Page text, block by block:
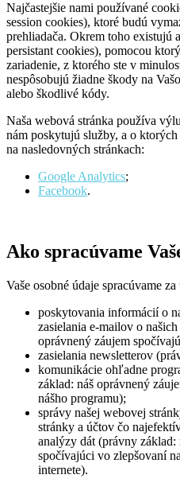
Najčastejšie nami používané
session cookies), ktoré budú
prehliadača. Okrem toho existujú
persistant cookies), pomocou
zariadenie, z ktorého ste v
nespôsobujú žiadne škody na
alebo škodlivé kódy.
Naša webová stránka používa
nám poskytujú služby, a o
na nasledovných stránkach:
Google Analytics;
Facebook.
Ako spracúvame
Vaše osobné údaje spracúvame za
poskytovania informácií o
zasielania e-mailov o
oprávnený záujem
zasielania newsletterov
komunikácie ohľadne
základ: náš oprávnený
nášho programu);
správy našej webovej
stránky a účtov čo
analýzy dát (právny základ:
spočívajúci vo zlepšovaní
internete).